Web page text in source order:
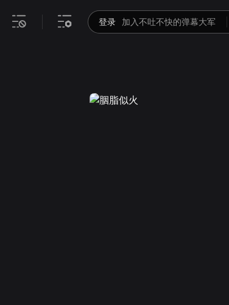
登录 加入不吐不快的弹幕大军